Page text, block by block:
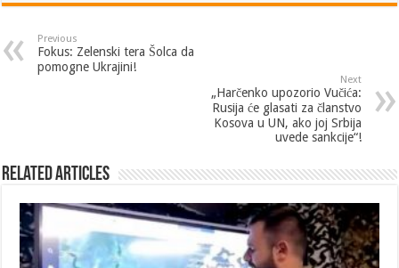
Previous
Fokus: Zelenski tera Šolca da
pomogne Ukrajini!
Next
„Harčenko upozorio Vučića:
Rusija će glasati za članstvo
Kosova u UN, ako joj Srbija
uvede sankcije“!
Related Articles